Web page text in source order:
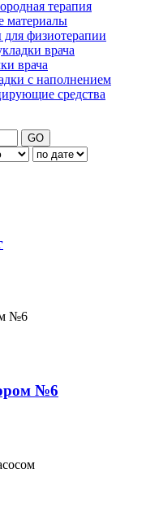
терапия
материалы
физиотерапии
врача
врача
с наполнением
средства
GO
№6